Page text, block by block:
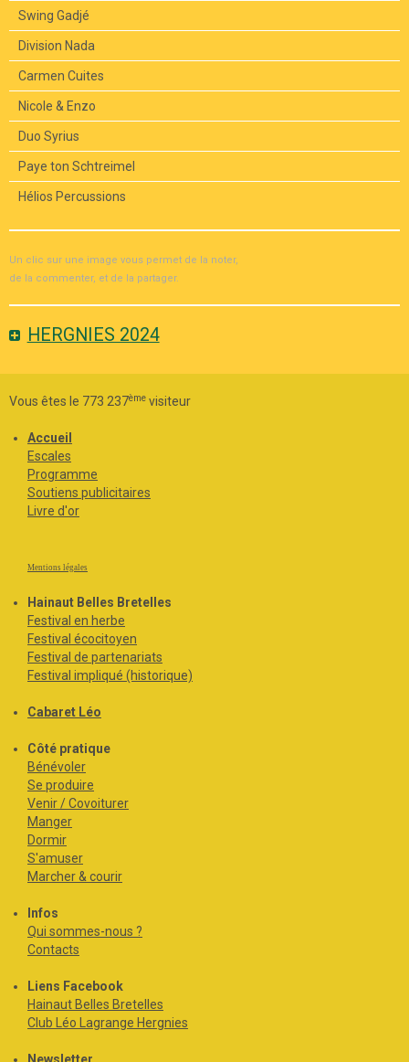
Swing Gadjé
Division Nada
Carmen Cuites
Nicole & Enzo
Duo Syrius
Paye ton Schtreimel
Hélios Percussions
Un clic sur une image vous permet de la noter,
de la commenter, et de la partager.
HERGNIES 2024
Vous êtes le 773 237ème visiteur
Accueil
Escales
Programme
Soutiens publicitaires
Livre d'or
Mentions légales
Hainaut Belles Bretelles
Festival en herbe
Festival écocitoyen
Festival de partenariats
Festival impliqué (historique)
Cabaret Léo
Côté pratique
Bénévoler
Se produire
Venir / Covoiturer
Manger
Dormir
S'amuser
Marcher & courir
Infos
Qui sommes-nous ?
Contacts
Liens Facebook
Hainaut Belles Bretelles
Club Léo Lagrange Hergnies